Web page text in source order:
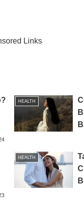
Links
HEALTH
HEALTH